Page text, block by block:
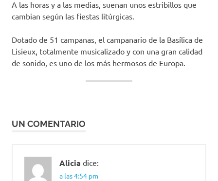
A las horas y a las medias, suenan unos estribillos que
cambian según las fiestas litúrgicas.
Dotado de 51 campanas, el campanario de la Basílica de
Lisieux, totalmente musicalizado y con una gran calidad
de sonido, es uno de los más hermosos de Europa.
UN COMENTARIO
Alicia dice:
a las 4:54 pm